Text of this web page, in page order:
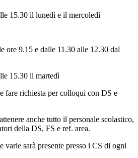
15.30 il lunedì e il mercoledì
ore 9.15 e dalle 11.30 alle 12.30 dal
15.30 il martedì
fare richiesta per colloqui con DS e
anche tutto il personale scolastico,
della DS, FS e ref. area.
varie sarà presente presso i CS di ogni